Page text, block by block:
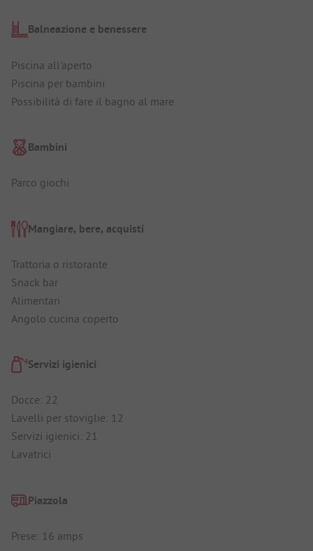
Balneazione e benessere
Piscina all'aperto
Piscina per bambini
Possibilità di fare il bagno al mare
Bambini
Parco giochi
Mangiare, bere, acquisti
Trattoria o ristorante
Snack bar
Alimentari
Angolo cucina coperto
Servizi igienici
Docce: 22
Lavelli per stoviglie: 12
Servizi igienici: 21
Lavatrici
Piazzola
Prese: 16 amps